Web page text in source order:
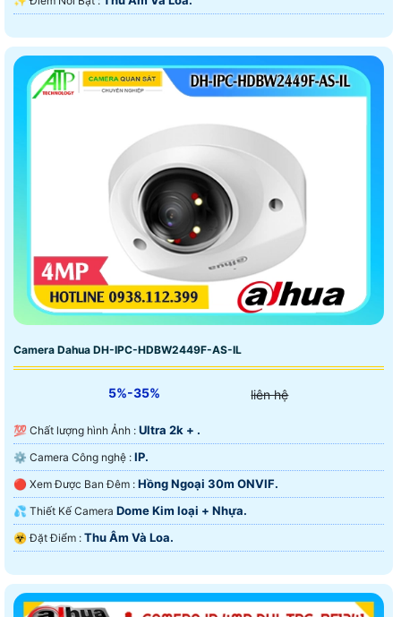
Camera Dahua DH-IPC-HDBW2449F-AS-IL
5%-35% liên hệ
💯 Chất lượng hình Ảnh : Ultra 2k + .
⚙ Camera Công nghệ : IP.
🔴 Xem Được Ban Đêm : Hồng Ngoại 30m ONVIF.
💦 Thiết Kế Camera Dome Kim loại + Nhựa.
️☣️ Đặt Điểm : Thu Âm Và Loa.